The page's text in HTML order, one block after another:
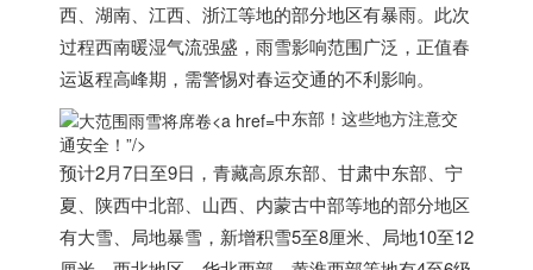
西、湖南、江西、浙江等地的部分地区有暴雨。此次
过程西南暖湿气流强盛，雨雪影响范围广泛，正值春
运返程高峰期，需警惕对春运交通的不利影响。
中东部！这些地方注意交
通安全！”/>
预计2月7日至9日，青藏高原东部、甘肃中东部、宁
夏、陕西中北部、山西、内蒙古中部等地的部分地区
有大雪、局地暴雪，新增积雪5至8厘米、局地10至12